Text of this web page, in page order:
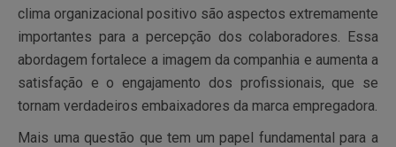
clima organizacional positivo são aspectos extremamente
importantes para a percepção dos colaboradores. Essa
abordagem fortalece a imagem da companhia e aumenta a
satisfação e o engajamento dos profissionais, que se
tornam verdadeiros embaixadores da marca empregadora.
Mais uma questão que tem um papel fundamental para a